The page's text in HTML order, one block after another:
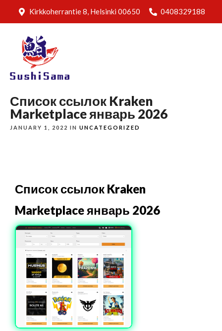
Kirkkoherrantie 8, Helsinki 00650 0408329188
Список ссылок Kraken
Marketplace январь 2026
JANUARY 1, 2022 IN UNCATEGORIZED
Список ссылок Kraken
Marketplace январь 2026